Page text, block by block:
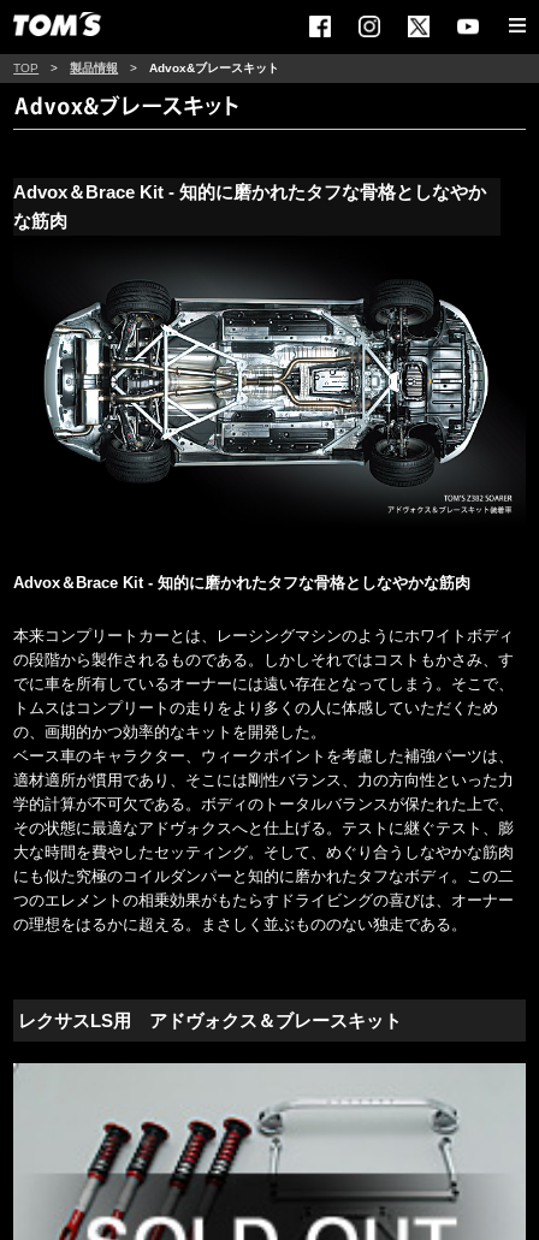
TOP >製品情報 >Advox&ブレースキット
Advox＆Brace Kit - 知的に磨かれたタフな骨格としなやか
な筋肉
Advox＆Brace Kit - 知的に磨かれたタフな骨格としなやかな筋肉
本来コンプリートカーとは、レーシングマシンのようにホワイトボディ
の段階から製作されるものである。しかしそれではコストもかさみ、す
でに車を所有しているオーナーには遠い存在となってしまう。そこで、
トムスはコンプリートの走りをより多くの人に体感していただくため
の、画期的かつ効率的なキットを開発した。
ベース車のキャラクター、ウィークポイントを考慮した補強パーツは、
適材適所が慣用であり、そこには剛性バランス、力の方向性といった力
学的計算が不可欠である。ボディのトータルバランスが保たれた上で、
その状態に最適なアドヴォクスへと仕上げる。テストに継ぐテスト、膨
大な時間を費やしたセッティング。そして、めぐり合うしなやかな筋肉
にも似た究極のコイルダンパーと知的に磨かれたタフなボディ。この二
つのエレメントの相乗効果がもたらすドライビングの喜びは、オーナー
の理想をはるかに超える。まさしく並ぶもののない独走である。
レクサスLS用 アドヴォクス＆ブレースキット